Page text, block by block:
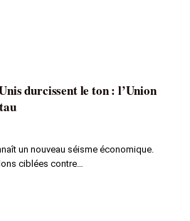
durcissent le ton : l’Union
un nouveau séisme économique.
ciblées contre…